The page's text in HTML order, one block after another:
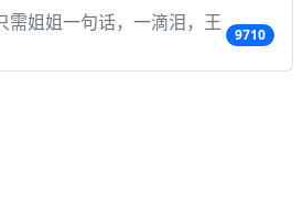
需姐姐一句话，一滴泪，王
9710